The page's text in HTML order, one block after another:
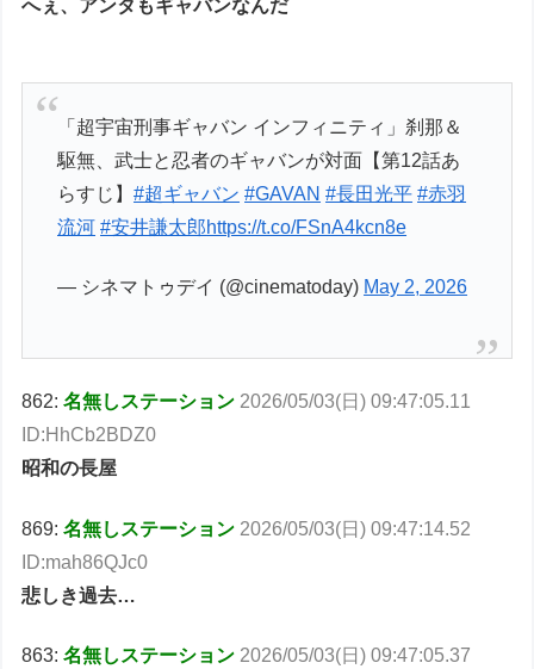
へぇ、アンタもギャバンなんだ
「超宇宙刑事ギャバン インフィニティ」刹那＆
駆無、武士と忍者のギャバンが対面【第12話あ
らすじ】#超ギャバン #GAVAN #長田光平 #赤羽
流河 #安井謙太郎https://t.co/FSnA4kcn8e
— シネマトゥデイ (@cinematoday) May 2, 2026
862:名無しステーション 2026/05/03(日) 09:47:05.11
ID:HhCb2BDZ0
昭和の長屋
869:名無しステーション 2026/05/03(日) 09:47:14.52
ID:mah86QJc0
悲しき過去…
863:名無しステーション 2026/05/03(日) 09:47:05.37